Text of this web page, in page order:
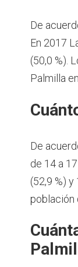
De
En 2017
(50,0 %).
Palmilla
De
de 14 a
(52,9 %)
población